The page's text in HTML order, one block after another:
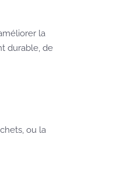
la
durable, de
ou la